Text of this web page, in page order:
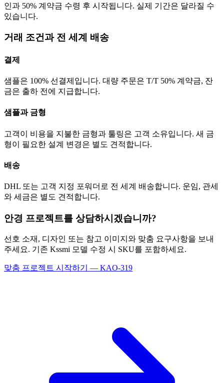
인과 50% 계약금 수령 후 시작됩니다. 실제 기간은 달라질 수
있습니다.
거래 조건과 전 세계 배송
결제
샘플은 100% 선결제입니다. 대량 주문은 T/T 50% 계약금, 잔
금은 출하 전에 지급합니다.
샘플과 금형
고객이 비용을 지불한 금형과 툴링은 고객 소유입니다. 새 금
형이 필요한 설계 변경은 별도 견적합니다.
배송
DHL 또는 고객 지정 포워더로 전 세계 배송합니다. 운임, 관세
와 세금은 별도 견적합니다.
안경 프로젝트를 상담하시겠습니까?
선호 소재, 디자인 또는 참고 이미지와 맞춤 요구사항을 보내
주세요. 기존 Kssmi 모델 수정 시 SKU를 포함하세요.
맞춤 프로젝트 시작하기 — KAO-319